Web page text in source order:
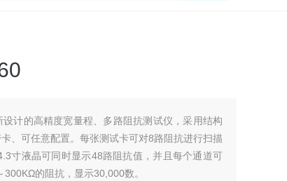
计的高精度宽量程、多路阻抗测试仪，采用结构
、可任意配置。每张测试卡可对8路阻抗进行扫描
寸液晶可同时显示48路阻抗值，并且每个通道可
的阻抗，显示30,000数。